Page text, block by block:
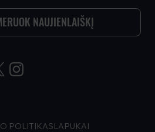
NAUJIENLAIŠKĮ
POLITIKASLAPUKAI